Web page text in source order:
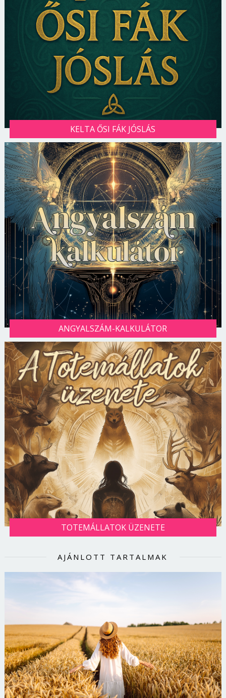
KELTA ŐSI FÁK JÓSLÁS
ANGYALSZÁM-KALKULÁTOR
TOTEMÁLLATOK ÜZENETE
AJÁNLOTT TARTALMAK